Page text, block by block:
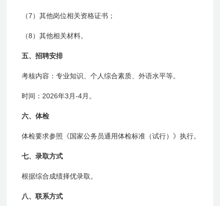
（7 ）其他岗位相关资格证书；
（8 ）其他相关材料。
五、招聘安排
考核内容：专业知识、个人综合素质、外语水平等。
时间： 2026年3 月-4 月。
六、体检
体检要求参照《国家公务员通用体检标准（试行）》执行。
七、录取方式
根据综合成绩择优录取。
八、联系方式